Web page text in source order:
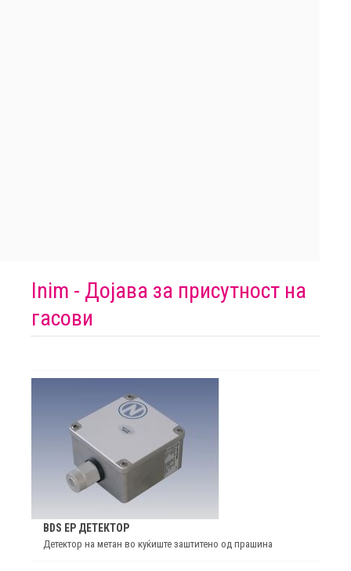
Inim - Дојава за присутност на
гасови
BDS EP ДЕТЕКТОР
Детектор на метан во куќиште заштитено од прашина